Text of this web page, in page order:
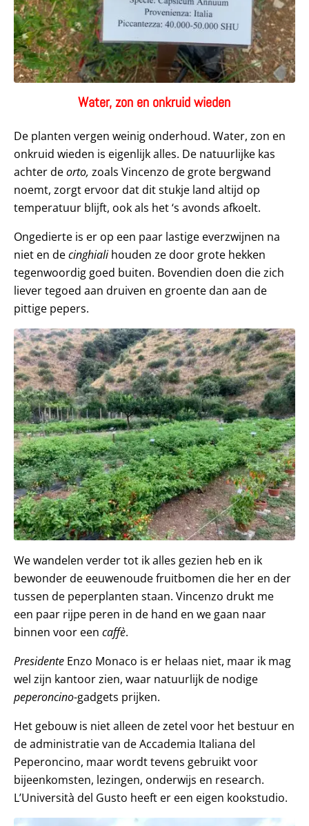
Water, zon en onkruid wieden
De planten vergen weinig onderhoud. Water, zon en
onkruid wieden is eigenlijk alles. De natuurlijke kas
achter deorto, zoals Vincenzo de grote bergwand
noemt, zorgt ervoor dat dit stukje land altijd op
temperatuur blijft, ook als het ‘s avonds afkoelt.
Ongedierte is er op een paar lastige everzwijnen na
niet en decinghialihouden ze door grote hekken
tegenwoordig goed buiten. Bovendien doen die zich
liever tegoed aan druiven en groente dan aan de
pittige pepers.
We wandelen verder tot ik alles gezien heb en ik
bewonder de eeuwenoude fruitbomen die her en der
tussen de peperplanten staan. Vincenzo drukt me
een paar rijpe peren in de hand en we gaan naar
binnen voor een caffè.
Presidente Enzo Monaco is er helaas niet, maar ik mag
wel zijn kantoor zien, waar natuurlijk de nodige
peperoncino-gadgets prijken.
Het gebouw is niet alleen de zetel voor het bestuur en
de administratie van de Accademia Italiana del
Peperoncino, maar wordt tevens gebruikt voor
bijeenkomsten, lezingen, onderwijs en research.
L’Università del Gusto heeft er een eigen kookstudio.